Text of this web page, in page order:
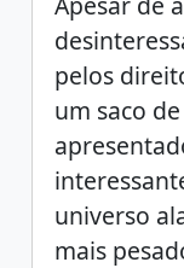
pelos
um saco
universo
mais